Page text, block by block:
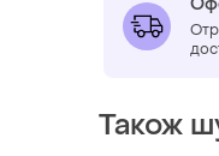
Також